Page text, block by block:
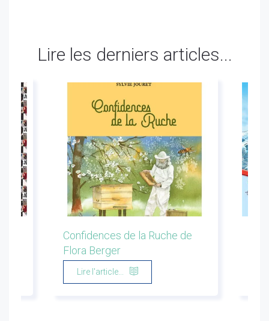
Lire les derniers articles...
Confidences de la Ruche de
Flora Berger
Lire l'article...